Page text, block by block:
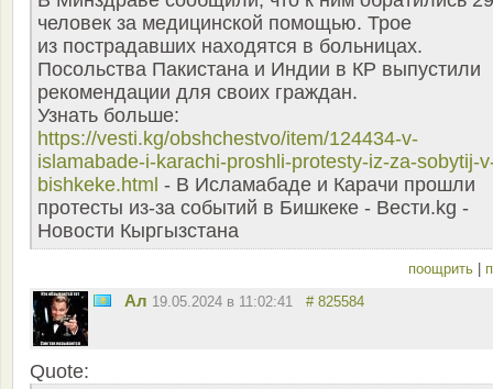
человек за медицинской помощью. Трое
из пострадавших находятся в больницах.
Посольства Пакистана и Индии в КР выпустили
рекомендации для своих граждан.
Узнать больше:
https://vesti.kg/obshchestvo/item/124434-v-
islamabade-i-karachi-proshli-protesty-iz-za-sobytij-
bishkeke.html - В Исламабаде и Карачи прошли
протесты из-за событий в Бишкеке - Вести.kg -
Новости Кыргызстана
поощрить
Ал 19.05.2024 в 11:02:41 # 825584
Quote: